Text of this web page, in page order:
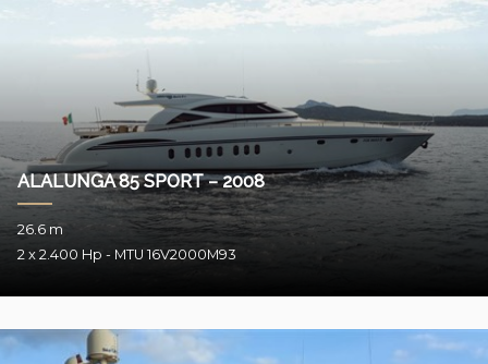
ALALUNGA 85 SPORT – 2008
26.6 m
2 x 2.400 Hp - MTU 16V2000M93